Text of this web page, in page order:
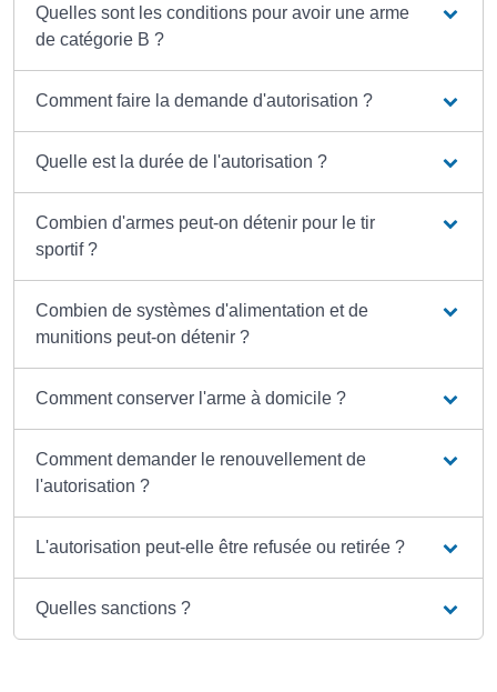
Quelles sont les conditions pour avoir une arme
de catégorie B ?
Comment faire la demande d'autorisation ?
Quelle est la durée de l'autorisation ?
Combien d'armes peut-on détenir pour le tir
sportif ?
Combien de systèmes d'alimentation et de
munitions peut-on détenir ?
Comment conserver l'arme à domicile ?
Comment demander le renouvellement de
l'autorisation ?
L'autorisation peut-elle être refusée ou retirée ?
Quelles sanctions ?